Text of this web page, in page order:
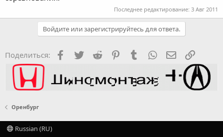
Последнее редактирование: 3 Авг 2011
Войдите или зарегистрируйтесь для ответа.
Поделиться: Facebook
TwitterReddit PinterestTumblr WhatsApp Ссылка
Оренбург
Russian (RU)